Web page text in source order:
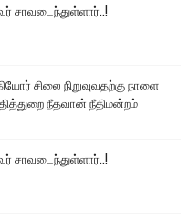
சாவடைந்துள்ளார்..!
சிலை நிறுவுவதற்கு நாளை
நீதவான் நீதிமன்றம்
சாவடைந்துள்ளார்..!